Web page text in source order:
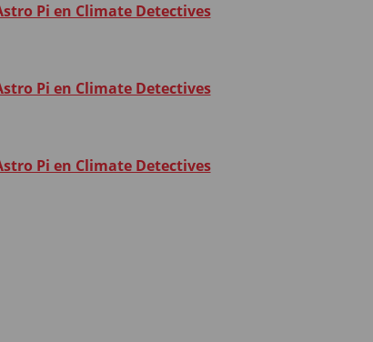
Pi en Climate Detectives
Pi en Climate Detectives
Pi en Climate Detectives